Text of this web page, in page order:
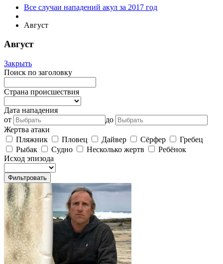
Все случаи нападений акул за 2017 год
Август
Август
Закрыть
Поиск по заголовку
Страна происшествия
Дата нападения
от
до
Жертва атаки
Пляжник
Пловец Дайвер Сёрфер
Гребец
Рыбак
Судно Несколько жертв
Ребёнок
Исход эпизода